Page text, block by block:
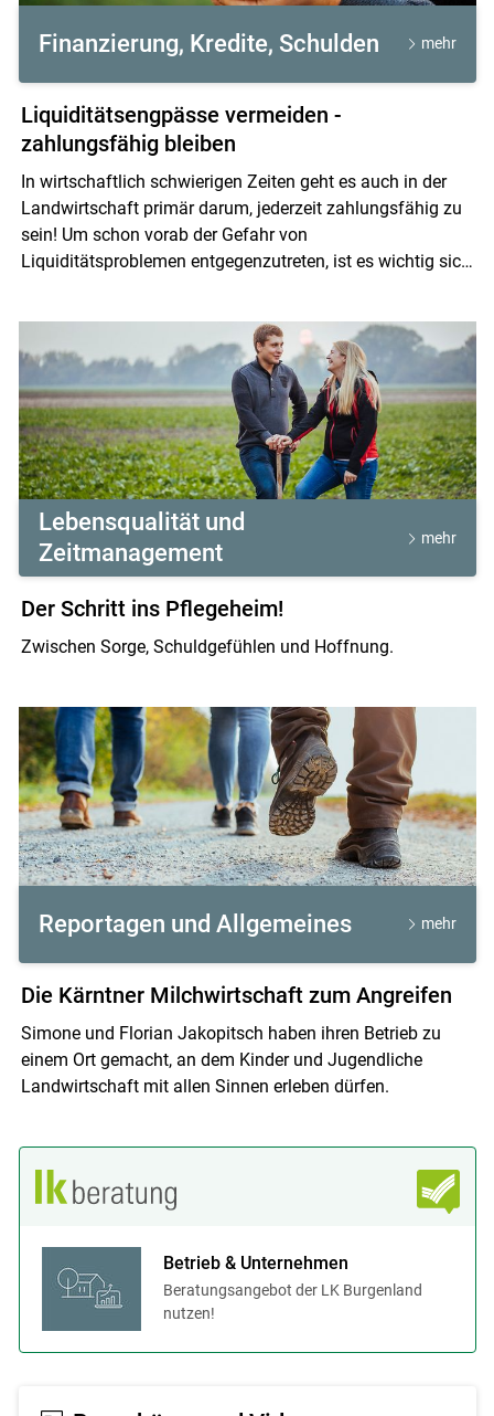
Finanzierung, Kredite, Schulden mehr
Liquiditätsengpässe vermeiden -
zahlungsfähig bleiben
In wirtschaftlich schwierigen Zeiten geht es auch in der
Landwirtschaft primär darum, jederzeit zahlungsfähig zu
sein! Um schon vorab der Gefahr von
Liquiditätsproblemen entgegenzutreten, ist es wichtig sich
Österreich stellt mit dem "Liquiplan“ eine Excel-Anwendung
zu Verfügung. Drohende Liquiditätslücken können
gegebenenfalls schon vorzeitig durch Bankgespräche oder
andere Finanzierungsmöglichkeiten geschlossen werden.
Lebensqualität und
Zeitmanagement
mehr
Der Schritt ins Pflegeheim!
Zwischen Sorge, Schuldgefühlen und Hoffnung.
Reportagen und Allgemeines mehr
Die Kärntner Milchwirtschaft zum Angreifen
Simone und Florian Jakopitsch haben ihren Betrieb zu
einem Ort gemacht, an dem Kinder und Jugendliche
Landwirtschaft mit allen Sinnen erleben dürfen.
Betrieb & Unternehmen
Beratungsangebot der LK Burgenland
nutzen!